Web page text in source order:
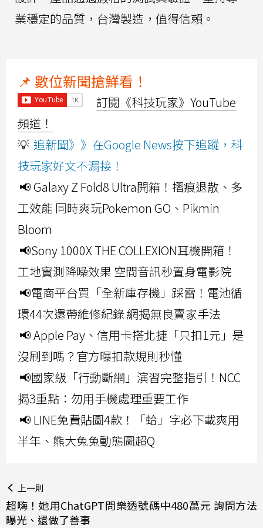
業穩定的品質，台灣製造，值得信賴。
📌 數位新聞搶鮮看！
訂閱《科技玩家》YouTube
頻道！
💡 追新聞》》在Google News按下追蹤，科
技玩家好文不漏接！
📢 Galaxy Z Fold8 Ultra開箱！摺痕退散、多
工效能 同時爽玩Pokemon GO、Pikmin
Bloom
📢Sony 1000X THE COLLEXION耳機開箱！
工地實測降噪效果 空間音訊秒置身電影院
📢電商平台買「全新庫存機」踩雷！電池循
環44次還帶維修紀錄 網揭無良賣家手法
📢 Apple Pay、信用卡搭北捷「只扣1元」是
沒刷到嗎？官方曝扣款規則秒懂
📢國家級「行動斷網」演習完整指引！NCC
揭3重點：勿用手機處理重要工作
📢 LINE免費貼圖4款！「蛤」字必下載爽用
半年、熊大兔兔動態圖超Q
上一則
超嗨！她用ChatGPT問樂透號碼中480萬元 詢問方法
曝光、還做了善事